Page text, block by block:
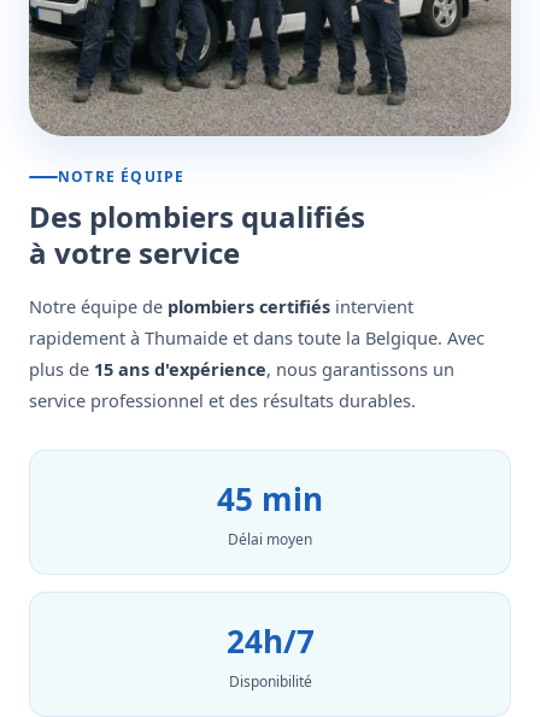
NOTRE ÉQUIPE
Des plombiers qualifiés
à votre service
Notre équipe de plombiers certifiés intervient
rapidement à Thumaide et dans toute la Belgique. Avec
plus de 15 ans d'expérience, nous garantissons un
service professionnel et des résultats durables.
45 min
Délai moyen
24h/7
Disponibilité